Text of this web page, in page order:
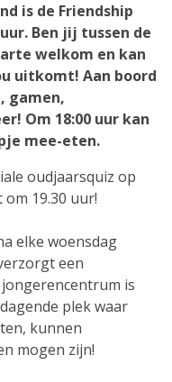
is de Friendship
Ben jij tussen de
welkom en kan
uitkomt! Aan boord
gamen,
Om 18:00 uur kan
mee-eten.
oudjaarsquiz op
19.30 uur!
elke woensdag
een
is
plek waar
kunnen
mogen zijn!